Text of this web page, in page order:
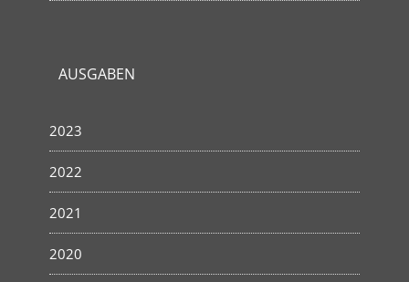
AUSGABEN
2023
2022
2021
2020